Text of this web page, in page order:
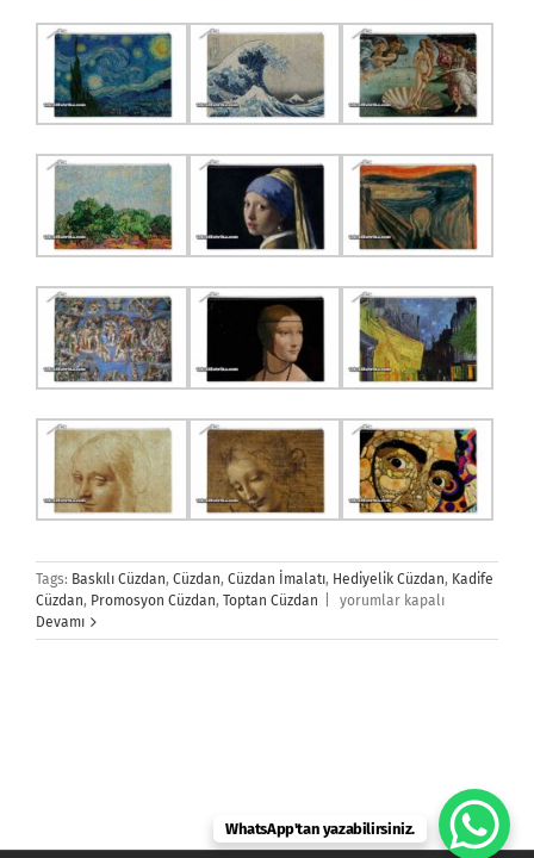
Tags: Baskılı Cüzdan, Cüzdan, Cüzdan İmalatı, Hediyelik Cüzdan, Kadife
Cüzdan, Promosyon Cüzdan, Toptan Cüzdan
Cüzdan
yorumlar kapalı
Devamı
WhatsApp'tan yazabilirsiniz.